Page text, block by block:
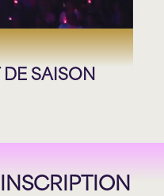
SAISON
INSCRIPTION